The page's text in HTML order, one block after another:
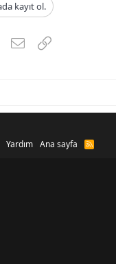
kayıt ol.
E-postaLink
Yardım Ana sayfa
R